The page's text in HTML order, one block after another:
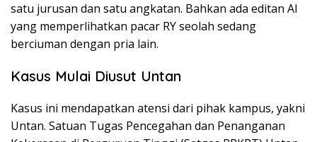
satu jurusan dan satu angkatan. Bahkan ada editan AI
yang memperlihatkan pacar RY seolah sedang
berciuman dengan pria lain.
Kasus Mulai Diusut Untan
Kasus ini mendapatkan atensi dari pihak kampus, yakni
Untan. Satuan Tugas Pencegahan dan Penanganan